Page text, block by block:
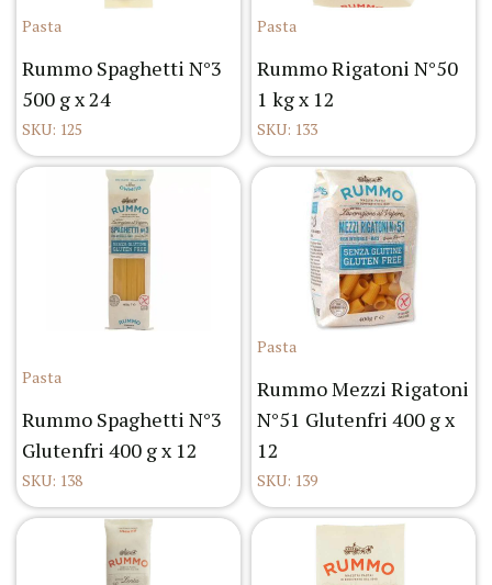
Pasta
Rummo Spaghetti N°3
500 g x 24
SKU: 125
Pasta
Rummo Rigatoni N°50
1 kg x 12
SKU: 133
Pasta
Rummo Spaghetti N°3
Glutenfri 400 g x 12
SKU: 138
Pasta
Rummo Mezzi Rigatoni
N°51 Glutenfri 400 g x
12
SKU: 139